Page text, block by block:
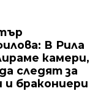
В Рила
камери,
следят за
и бракониери